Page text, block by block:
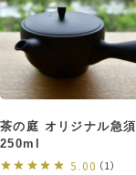
茶の庭 オリジナル急須
250ml
5.00 （1）